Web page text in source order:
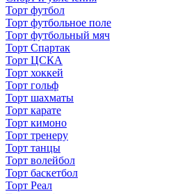
Торт футбол
Торт футбольное поле
Торт футбольный мяч
Торт Спартак
Торт ЦСКА
Торт хоккей
Торт гольф
Торт шахматы
Торт карате
Торт кимоно
Торт тренеру
Торт танцы
Торт волейбол
Торт баскетбол
Торт Реал